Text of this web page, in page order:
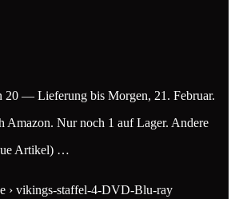
20 — Lieferung bis Morgen, 21. Februar.
Amazon. Nur noch 1 auf Lager. Andere
Artikel) …
› vikings-staffel-4-DVD-Blu-ray